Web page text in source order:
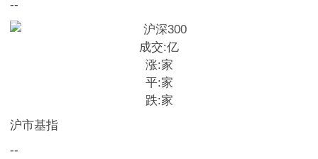
--
成交:亿
涨:家
平:家
跌:家
沪市基指
--